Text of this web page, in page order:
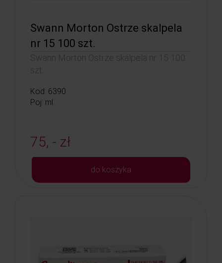
Swann Morton Ostrze skalpela
nr 15 100 szt.
Swann Morton Ostrze skalpela nr 15 100
szt.
Kod: 6390
Poj: ml
75, - zł
do koszyka